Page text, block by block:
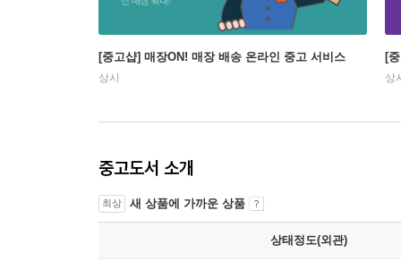
[중고샵] 매장ON! 매장 배송 온라인 중고 서비스
상시
[
상
중고도서 소개
최상 새 상품에 가까운 상품
상태정도(외관)